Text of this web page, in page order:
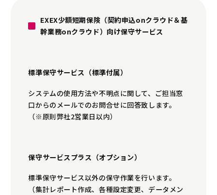
EXEX少額短期保険（契約申込onクラウド＆基
幹業務onクラウド）向け保守サービス
標準保守サービス（標準付属）
システムの使用方法や不明点に関して、ご担当窓
口からのメールでのお問合せに回答致します。
（※原則弊社2営業日以内）
保守サービスプラス（オプション）
標準保守サービス以外の保守作業を行います。
（集計レポート作成、各種設定変更、データメン